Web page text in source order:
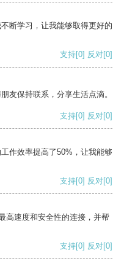
断学习，让我能够取得更好的
支持[0] 反对[0]
友保持联系，分享生活点滴。
支持[0] 反对[0]
作效率提高了50%，让我能够
支持[0] 反对[0]
高速度和安全性的连接，并帮
支持[0] 反对[0]